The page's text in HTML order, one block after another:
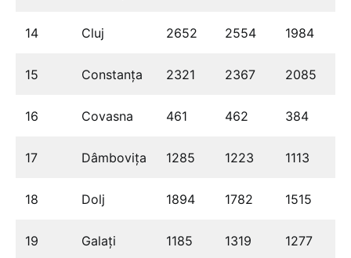
14 Cluj 2652 2554 1984
15 Constanța 2321 2367 2085
16 Covasna 461 462 384
17 Dâmbovița 1285 1223 1113
18 Dolj 1894 1782 1515
19 Galați 1185 1319 1277